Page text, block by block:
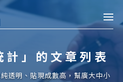
Bznk 必可貼現網
計」的文章列表
透明、貼現成數高，幫廣大中小